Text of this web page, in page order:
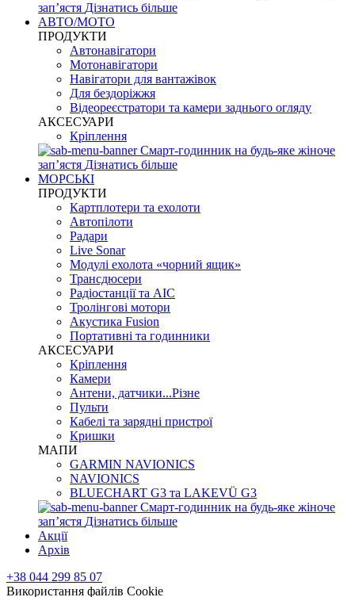
запʼястя Дізнатись більше
АВТО/МОТО
ПРОДУКТИ
Автонавігатори
Мотонавігатори
Навігатори для вантажівок
Для бездоріжжя
Відеореєстратори та камери заднього огляду
АКСЕСУАРИ
Кріплення
Смарт-годинник на будь-яке жіноче
запʼястя Дізнатись більше
МОРСЬКІ
ПРОДУКТИ
Картплотери та ехолоти
Автопілоти
Радари
Live Sonar
Модулі ехолота «чорний ящик»
Трансдюсери
Радіостанції та АІС
Тролінгові мотори
Акустика Fusion
Портативні та годинники
АКСЕСУАРИ
Кріплення
Камери
Антени, датчики...Різне
Пульти
Кабелі та зарядні пристрої
Кришки
МАПИ
GARMIN NAVIONICS
NAVIONICS
BLUECHART G3 та LAKEVÜ G3
Смарт-годинник на будь-яке жіноче
запʼястя Дізнатись більше
Акції
Архів
+38 044 299 85 07
Використання файлів Cookie